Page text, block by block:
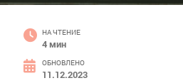
НА ЧТЕНИЕ
4 мин
ОБНОВЛЕНО
11.12.2023